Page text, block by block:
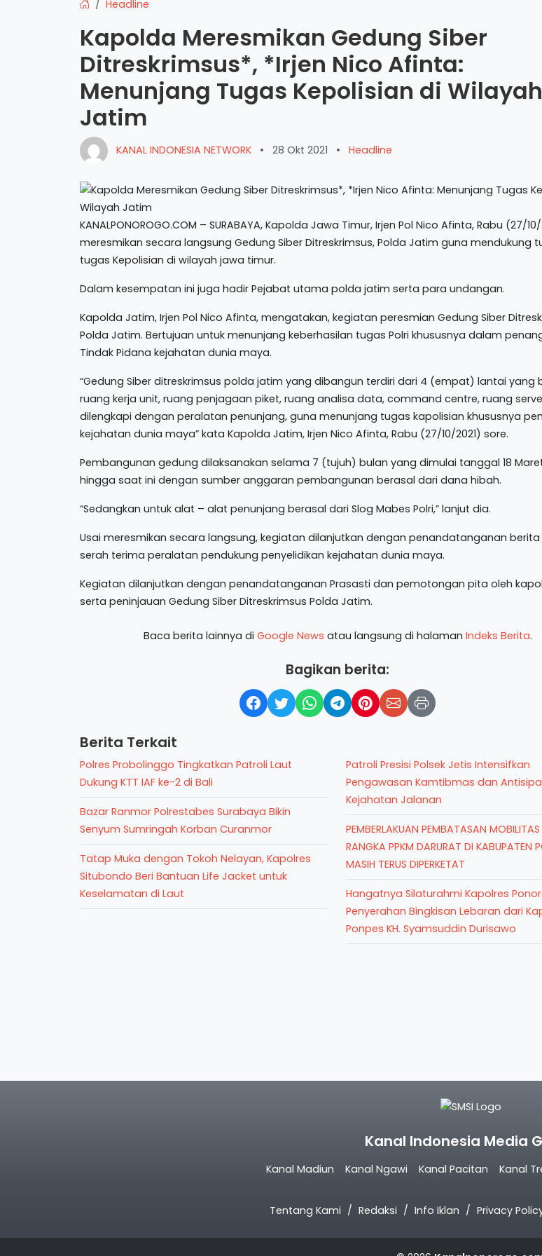
Headline
Kapolda Meresmikan Gedung Siber
Ditreskrimsus*, *Irjen Nico Afinta:
Menunjang Tugas Kepolisian di Wilayah
Jatim
KANAL INDONESIA NETWORK • 28 Okt 2021 • Headline
KANALPONOROGO.COM – SURABAYA, Kapolda Jawa Timur, Irjen Pol Nico Afinta, Rabu (27/
meresmikan secara langsung Gedung Siber Ditreskrimsus, Polda Jatim guna mendukung
tugas Kepolisian di wilayah jawa timur.
Dalam kesempatan ini juga hadir Pejabat utama polda jatim serta para undangan.
Kapolda Jatim, Irjen Pol Nico Afinta, mengatakan, kegiatan peresmian Gedung Siber
Polda Jatim. Bertujuan untuk menunjang keberhasilan tugas Polri khususnya dalam
Tindak Pidana kejahatan dunia maya.
“Gedung Siber ditreskrimsus polda jatim yang dibangun terdiri dari 4 (empat) lantai yang
ruang kerja unit, ruang penjagaan piket, ruang analisa data, command centre, ruang
dilengkapi dengan peralatan penunjang, guna menunjang tugas kapolisian khususnya
kejahatan dunia maya” kata Kapolda Jatim, Irjen Nico Afinta, Rabu (27/10/2021) sore.
Pembangunan gedung dilaksanakan selama 7 (tujuh) bulan yang dimulai tanggal 18 Maret
hingga saat ini dengan sumber anggaran pembangunan berasal dari dana hibah.
“Sedangkan untuk alat – alat penunjang berasal dari Slog Mabes Polri,” lanjut dia.
Usai meresmikan secara langsung, kegiatan dilanjutkan dengan penandatanganan
serah terima peralatan pendukung penyelidikan kejahatan dunia maya.
Kegiatan dilanjutkan dengan penandatanganan Prasasti dan pemotongan pita oleh
serta peninjauan Gedung Siber Ditreskrimsus Polda Jatim.
Baca berita lainnya di Google News atau langsung di halaman Indeks Berita.
Bagikan berita:
Berita Terkait
Polres Probolinggo Tingkatkan Patroli Laut
Dukung KTT IAF ke-2 di Bali
Bazar Ranmor Polrestabes Surabaya Bikin
Senyum Sumringah Korban Curanmor
Tatap Muka dengan Tokoh Nelayan, Kapolres
Situbondo Beri Bantuan Life Jacket untuk
Keselamatan di Laut
Patroli Presisi Polsek Jetis Intensifkan
Pengawasan Kamtibmas dan
Kejahatan Jalanan
PEMBERLAKUAN PEMBATASAN
RANGKA PPKM DARURAT DI KABUPATEN
MASIH TERUS DIPERKETAT
Hangatnya Silaturahmi Kapolres
Penyerahan Bingkisan Lebaran dari
Ponpes KH. Syamsuddin Durisawo
Kanal Indonesia Media
Kanal Madiun Kanal Ngawi Kanal Pacitan Kanal
Tentang Kami Redaksi Info Iklan Privacy